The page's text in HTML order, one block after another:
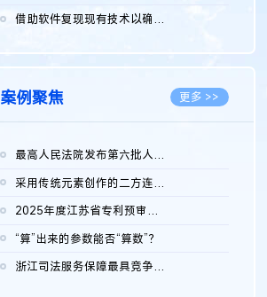
借助软件复现现有技术以确认相关参数特征是否被公开
案例聚焦 更多 >>
最高人民法院发布第六批人民法院种业知识产权司法保护典型案例 含...
采用传统元素创作的二方连续装饰图案作品的独创性及侵权对比认定
2025年度江苏省专利预审典型案例
“算”出来的参数能否“算数”？
浙江司法服务保障最具竞争力营商环境建设典型案例（第二批）含侵...